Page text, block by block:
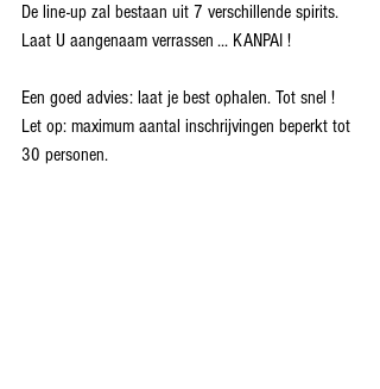
De line-up zal bestaan uit 7 verschillende spirits.
Laat U aangenaam verrassen ... KANPAI !
Een goed advies: laat je best ophalen. Tot snel !
Let op: maximum aantal inschrijvingen beperkt tot
30 personen.